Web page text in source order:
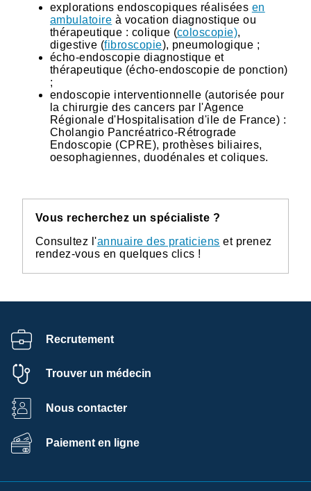
explorations endoscopiques réalisées en
ambulatoire à vocation diagnostique ou
thérapeutique : colique (coloscopie),
digestive (fibroscopie), pneumologique ;
écho-endoscopie diagnostique et
thérapeutique (écho-endoscopie de ponction)
;
endoscopie interventionnelle (autorisée pour
la chirurgie des cancers par l'Agence
Régionale d'Hospitalisation d'ile de France) :
Cholangio Pancréatrico-Rétrograde
Endoscopie (CPRE), prothèses biliaires,
oesophagiennes, duodénales et coliques.
Vous recherchez un spécialiste ?
Consultez l'annuaire des praticiens et prenez
rendez-vous en quelques clics !
Recrutement
Trouver un médecin
Nous contacter
Paiement en ligne